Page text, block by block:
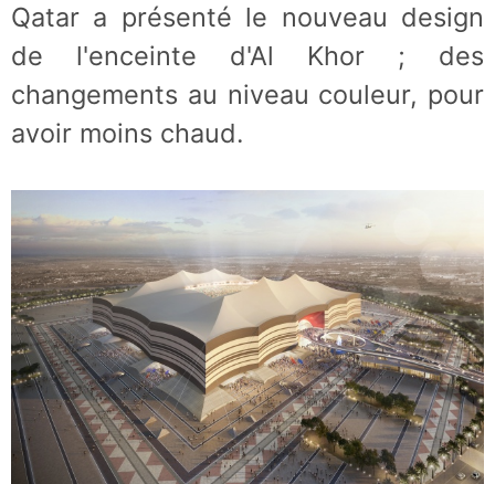
Qatar a présenté le nouveau design
de l'enceinte d'Al Khor ; des
changements au niveau couleur, pour
avoir moins chaud.